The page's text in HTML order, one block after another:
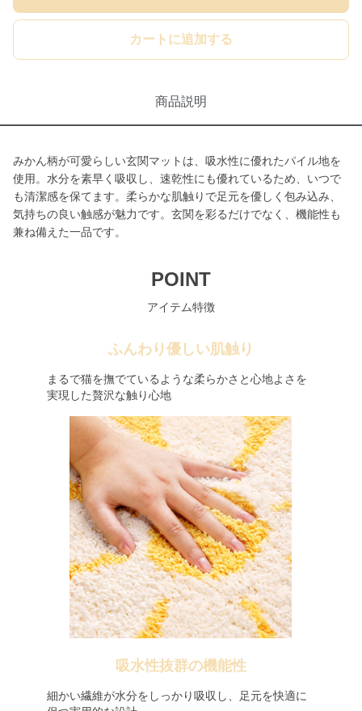
カートに追加する
商品説明
みかん柄が可愛らしい玄関マットは、吸水性に優れたパイル地を
使用。水分を素早く吸収し、速乾性にも優れているため、いつで
も清潔感を保てます。柔らかな肌触りで足元を優しく包み込み、
気持ちの良い触感が魅力です。玄関を彩るだけでなく、機能性も
兼ね備えた一品です。
POINT
アイテム特徴
ふんわり優しい肌触り
まるで猫を撫でているような柔らかさと心地よさを
実現した贅沢な触り心地
吸水性抜群の機能性
細かい繊維が水分をしっかり吸収し、足元を快適に